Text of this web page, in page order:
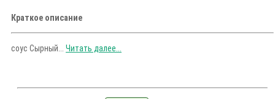
Краткое описание
соус Сырный... Читать далее...